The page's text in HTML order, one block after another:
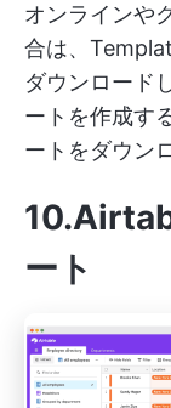
オンラインや
合は、
ダウンロード
ートを作成す
ートをダウン
ート